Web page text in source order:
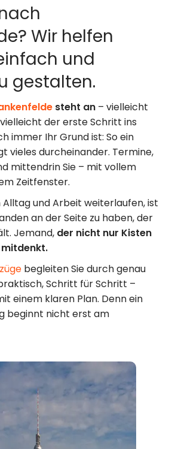
Wir helfen
und
gestalten.
steht an – vielleicht
der erste Schritt ins
immer Ihr Grund ist: So ein
vieles durcheinander. Termine,
mittendrin Sie – mit vollem
Zeitfenster.
und Arbeit weiterlaufen, ist
an der Seite zu haben, der
Jemand, der nicht nur Kisten
begleiten Sie durch genau
Schritt für Schritt –
einem klaren Plan. Denn ein
beginnt nicht erst am